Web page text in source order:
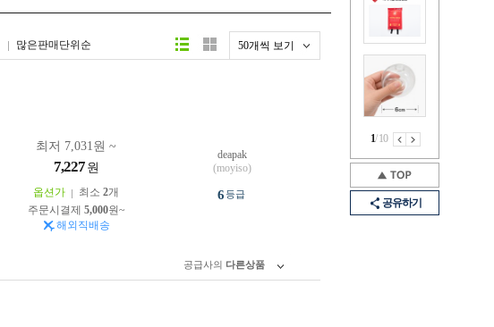
1/10
공유하기
많은판매단위순 50개씩 보기
최저 7,031원 ~
7,227 원
옵션가 최소 2개
주문시결제 5,000원~
해외직배송
deapak
(moyiso)
6등급
공급사의 다른상품